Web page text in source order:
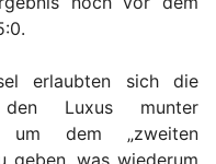
erlaubten sich die
Luxus munter
um dem „zweiten